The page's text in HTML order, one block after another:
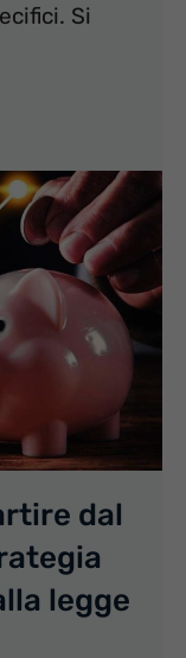
Si
dal
legge